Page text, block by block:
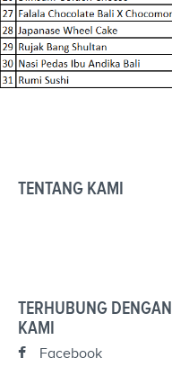
TENTANG KAMI
TERHUBUNG DENGAN
KAMI
Facebook